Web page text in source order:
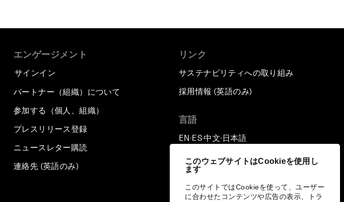
このウェブサイトはCookieを使用し
ます
このサイトではCookieを使って、ユーザー
に合わせたコンテンツや広告の表示、トラ
エンゲージメント
サインイン
パートナー（組織）について
参加する（個人、組織）
プレスリリース登録
ニュースレター購読
連絡先 (英語のみ)
リンク
サステナビリティへの取り組み
採用情報 (英語のみ)
言語
EN ▪ ES▪中文▪ 日本語